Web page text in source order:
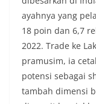
ayahnya yang
18 poin dan 6,7
2022. Trade ke
pramusim, ia
potensi sebagai
tambah dimensi